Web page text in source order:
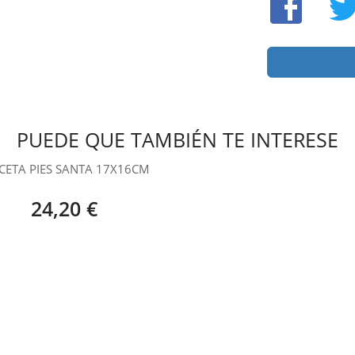
PUEDE QUE TAMBIÉN TE INTERESE
PIES SANTA 17X16CM
24,20 €